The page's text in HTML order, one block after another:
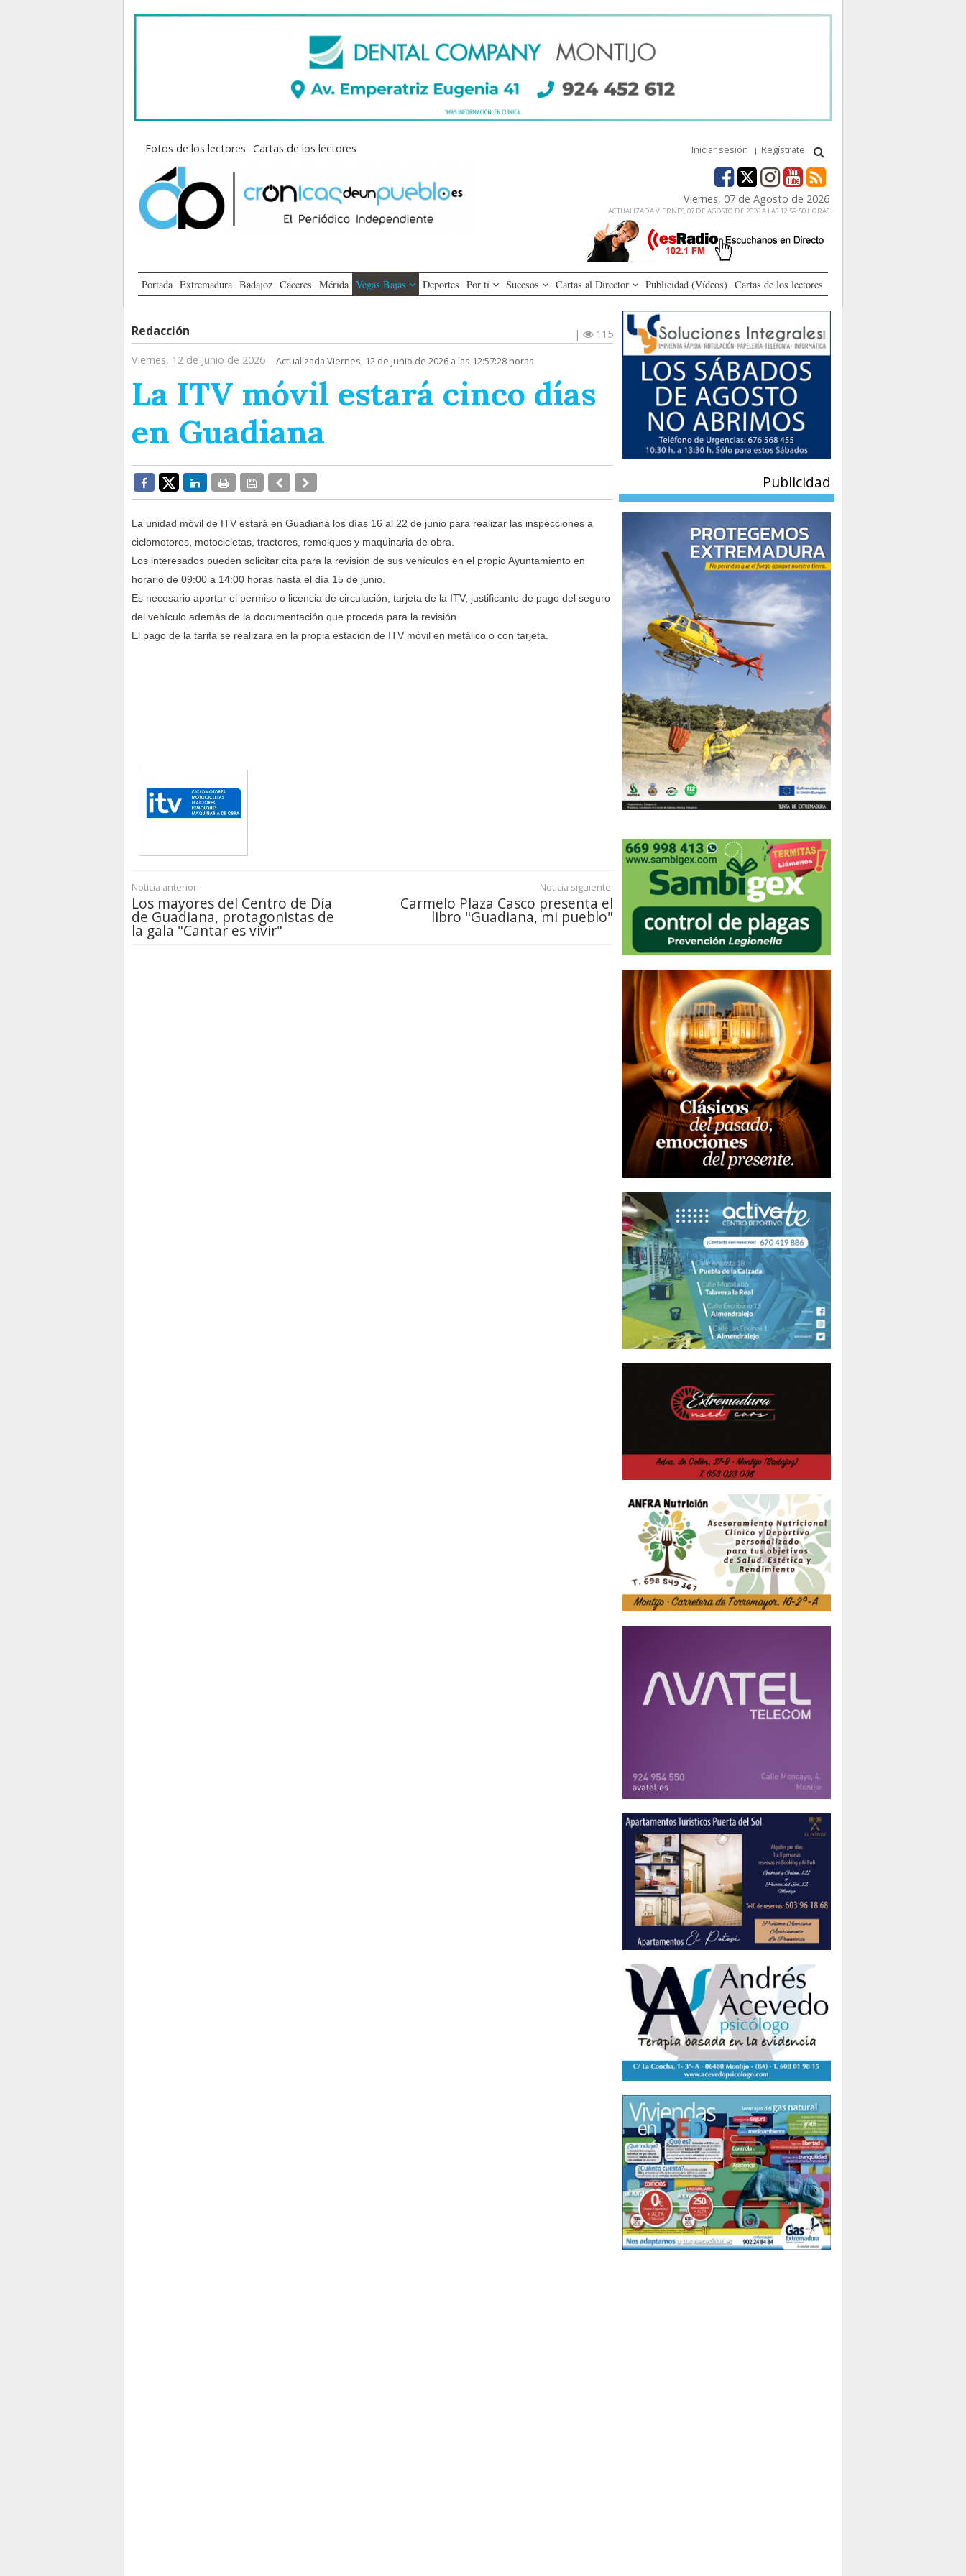
Fotos de los lectores Cartas de los lectores Iniciar sesión Regístrate
Viernes, 07 de Agosto de 2026
ACTUALIZADA VIERNES, 07 DE AGOSTO DE 2026 A LAS 12:59:50 HORAS
Portada Extremadura Badajoz Cáceres Mérida Vegas Bajas Deportes Por tí Sucesos Cartas al Director Publicidad (Vídeos) Cartas de los lectores
Redacción |
115
Viernes, 12 de Junio de 2026
Actualizada Viernes, 12 de Junio de 2026 a las 12:57:28 horas
La ITV móvil estará cinco días
en Guadiana
La unidad móvil de ITV estará en Guadiana los días 16 al 22 de junio para realizar las inspecciones a
ciclomotores, motocicletas, tractores, remolques y maquinaria de obra.
Los interesados pueden solicitar cita para la revisión de sus vehículos en el propio Ayuntamiento en
horario de 09:00 a 14:00 horas hasta el día 15 de junio.
Es necesario aportar el permiso o licencia de circulación, tarjeta de la ITV, justificante de pago del seguro
del vehículo además de la documentación que proceda para la revisión.
El pago de la tarifa se realizará en la propia estación de ITV móvil en metálico o con tarjeta.
Noticia anterior:
Los mayores del Centro de Día
de Guadiana, protagonistas de
la gala "Cantar es vivir"
Noticia siguiente:
Carmelo Plaza Casco presenta el
libro "Guadiana, mi pueblo"
Publicidad